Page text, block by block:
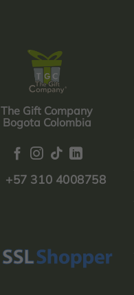
The Gift Company
Bogota Colombia
+57 310 4008758